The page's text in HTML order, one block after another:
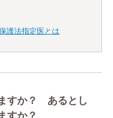
護法指定医とは
すか？ あるとし
すか？